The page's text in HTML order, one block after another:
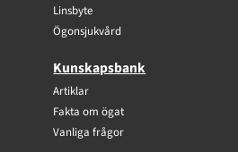
Linsbyte
Ögonsjukvård
Kunskapsbank
Artiklar
Fakta om ögat
Vanliga frågor